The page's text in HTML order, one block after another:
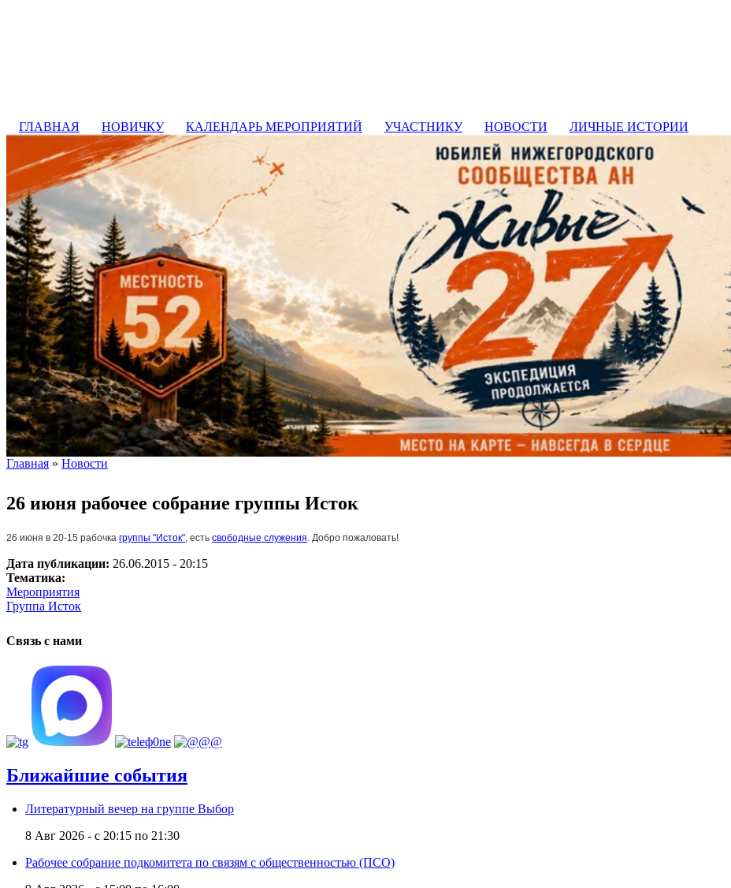
ГЛАВНАЯ НОВИЧКУ КАЛЕНДАРЬ МЕРОПРИЯТИЙ УЧАСТНИКУ НОВОСТИ ЛИЧНЫЕ ИСТОРИИ
Главная » Новости
26 июня рабочее собрание группы Исток
26 июня в 20-15 рабочка группы "Исток" , есть свободные служения . Добро пожаловать!
Дата публикации: 26.06.2015 - 20:15
Тематика:
Мероприятия
Группа Исток
Связь с нами
Ближайшие события
Литературный вечер на группе Выбор
8 Авг 2026 - с 20:15 по 21:30
Рабочее собрание подкомитета по связям с общественностью (ПСО)